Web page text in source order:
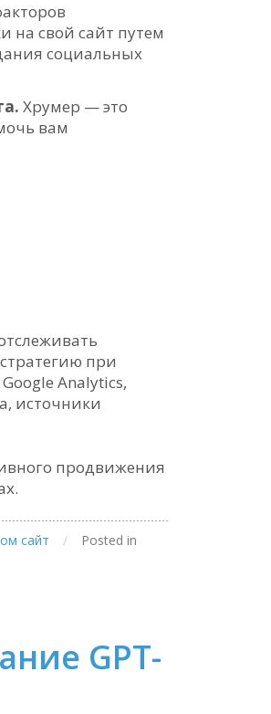
на свой сайт путем
социальных
Хрумер — это
вам
при
Analytics,
источники
продвижения
сайт /
Posted in
GPT-